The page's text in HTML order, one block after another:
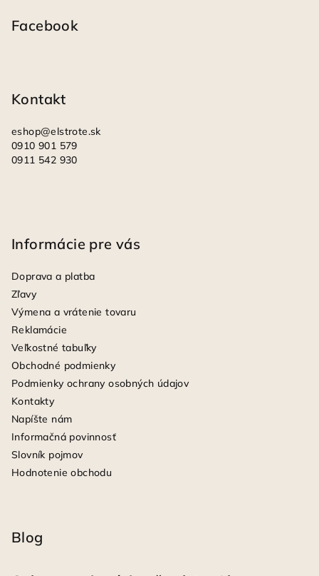
Facebook
Kontakt
eshop@elstrote.sk
0910 901 579
0911 542 930
Informácie pre vás
Doprava a platba
Zľavy
Výmena a vrátenie tovaru
Reklamácie
Veľkostné tabuľky
Obchodné podmienky
Podmienky ochrany osobných údajov
Kontakty
Napíšte nám
Informačná povinnosť
Slovník pojmov
Hodnotenie obchodu
Blog